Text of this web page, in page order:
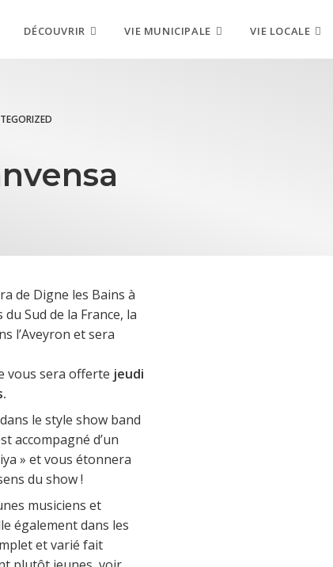
DÉCOUVRIR VIE MUNICIPALE VIE LOCALE
de Digne les Bains à
Sud de la France, la
l’Aveyron et sera
vous sera offerte jeudi
le style show band
accompagné d’un
» et vous étonnera
du show !
musiciens et
également dans les
et varié fait